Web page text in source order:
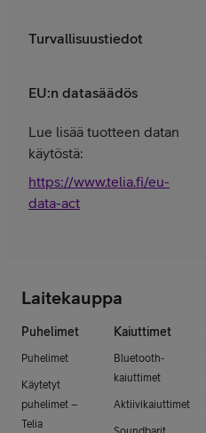
Turvallisuustiedot
EU:n datasäädös
Lue lisää tuotteen datan
käytöstä:
https://www.telia.fi/eu-
data-act
Laitekauppa
Puhelimet
Puhelimet
Käytetyt
puhelimet –
Telia
Kaiuttimet
Bluetooth-
kaiuttimet
Aktiivikaiuttimet